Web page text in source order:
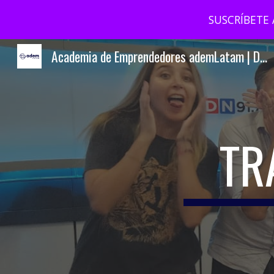
Academia de Emprendedores ademLatam | Docentes